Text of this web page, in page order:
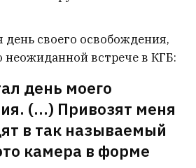
своего освобождения,
неожиданной встрече в КГБ:
день моего
(…) Привозят меня
в так называемый
камера в форме
в продлении полиса
1
за ошибку, но
ФИФА
3